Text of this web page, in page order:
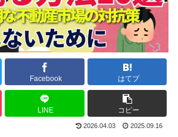
Facebook はてブ
LINE コピー
2026.04.03 2025.09.16